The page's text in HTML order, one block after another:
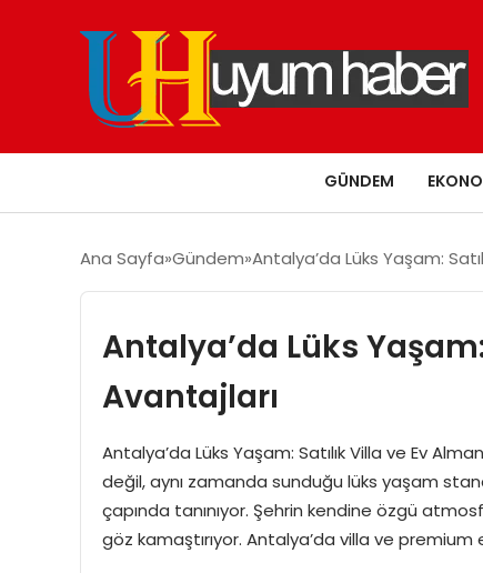
GÜNDEM
Ana Sayfa Gündem Antalya’da Lüks Yaşam:
Antalya’da Lüks
Avantajları
Antalya’da Lüks Yaşam: Satılık Villa ve Ev
değil, aynı zamanda sunduğu lüks yaşam
çapında tanınıyor. Şehrin kendine özgü
göz kamaştırıyor. Antalya’da villa ve